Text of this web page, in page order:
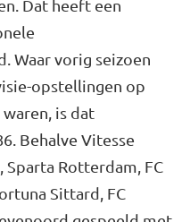
Dat heeft een
Waar vorig seizoen
opstellingen op
is dat
Behalve Vitesse
Rotterdam, FC
Sittard, FC